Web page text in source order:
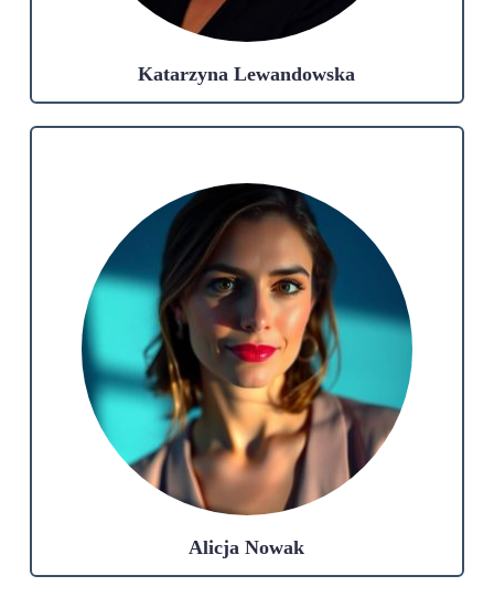
Katarzyna Lewandowska
Alicja Nowak